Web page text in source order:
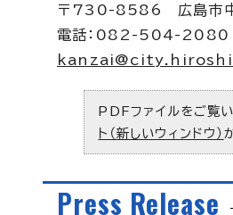
〒730-8586 広島市中
電話：082-504-2080
PDFファイルをご覧
ト（新しいウィンドウ）
Press Release